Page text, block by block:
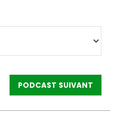
PODCAST SUIVANT